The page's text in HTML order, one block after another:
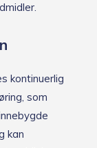
kontinuerlig
som
kan